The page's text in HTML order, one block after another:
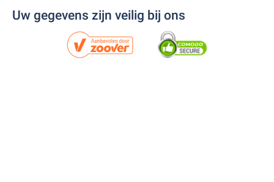
Uw gegevens zijn veilig bij ons